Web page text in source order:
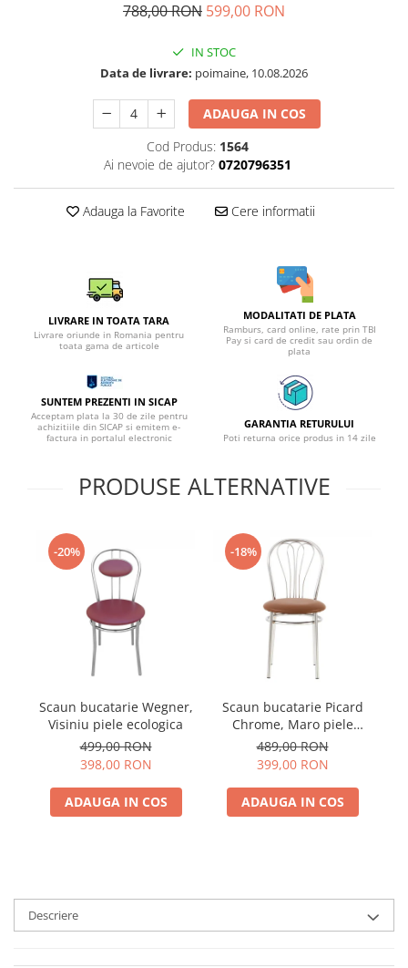
788,00 RON 599,00 RON
IN STOC
Data de livrare: poimaine, 10.08.2026
ADAUGA IN COS
Cod Produs: 1564
Ai nevoie de ajutor? 0720796351
Adauga la Favorite Cere informatii
LIVRARE IN TOATA TARA
Livrare oriunde in Romania pentru
toata gama de articole
MODALITATI DE PLATA
Ramburs, card online, rate prin TBI
Pay si card de credit sau ordin de
plata
SUNTEM PREZENTI IN SICAP
Acceptam plata la 30 de zile pentru
achizitiile din SICAP si emitem e-
factura in portalul electronic
GARANTIA RETURULUI
Poti returna orice produs in 14 zile
PRODUSE ALTERNATIVE
-20%
Scaun bucatarie Wegner,
Visiniu piele ecologica
499,00 RON
398,00 RON
ADAUGA IN COS
-18%
Scaun bucatarie Picard
Chrome, Maro piele
ecologica
489,00 RON
399,00 RON
ADAUGA IN COS
Descriere